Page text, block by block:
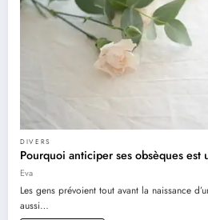
DIVERS
Pourquoi anticiper ses obsèques est
Eva
Les gens prévoient tout avant la naissance
aussi…